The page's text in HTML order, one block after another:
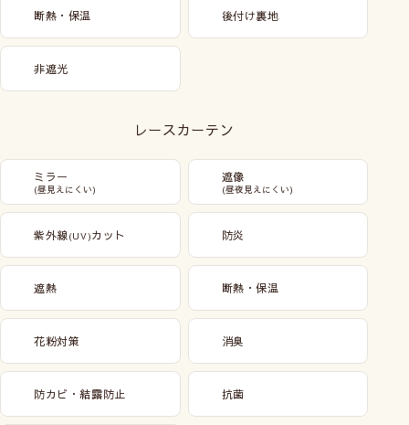
断熱・保温 後付け裏地
非遮光
レースカーテン
ミラー
(昼見えにくい)
遮像
(昼夜見えにくい)
紫外線(UV)カット 防炎
遮熱 断熱・保温
花粉対策 消臭
防カビ・結露防止 抗菌